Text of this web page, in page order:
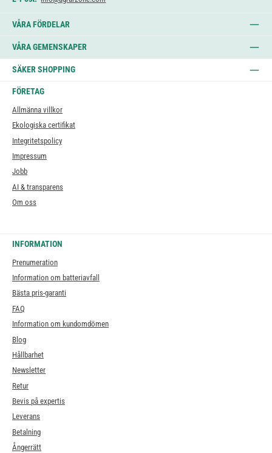
VÅRA FÖRDELAR
VÅRA GEMENSKAPER
SÄKER SHOPPING
FÖRETAG
Allmänna villkor
Ekologiska certifikat
Integritetspolicy
Impressum
Jobb
AI & transparens
Om oss
INFORMATION
Prenumeration
Information om batteriavfall
Bästa pris-garanti
FAQ
Information om kundomdömen
Blog
Hållbarhet
Newsletter
Retur
Bevis på expertis
Leverans
Betalning
Ångerrätt